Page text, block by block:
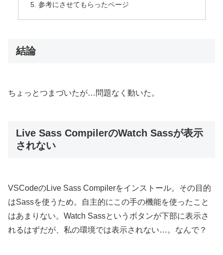
参考にさせてもらったページ
結論
ちょっとつまづいたが…問題なく動いた。
Live Sass CompilerのWatch Sassが表示
されない
VSCodeのLive Sass Compilerをインストール。その目的
はSassを使うため。自主的にこの手の機能を使ったこと
はあまりない。Watch Sassというボタンが下部に表示さ
れるはずだが、私の環境では表示されない…。なんで？